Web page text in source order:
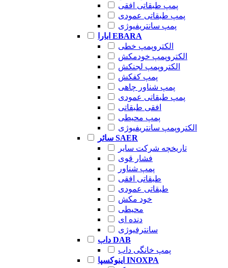
پمپ طبقاتی افقی
پمپ طبقاتی عمودی
پمپ سانتریفیوژی
ابارا EBARA
الکتروپمپ خطی
الکتروپمپ خودمکش
الکتروپمپ لجنکش
پمپ کفکش
پمپ شناور چاهی
پمپ طبقاتی عمودی
افقی طبقاتی
پمپ محیطی
الکتروپمپ سانتریفیوژی
سائر SAER
تاریخچه شرکت سایر
فشار قوی
پمپ شناور
طبقاتی افقی
طبقاتی عمودی
خود مکش
محیطی
دنده ای
سانترفیوژی
داب DAB
پمپ خانگی داب
اینوکسپا INOXPA